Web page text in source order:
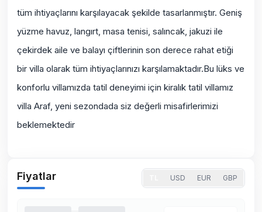
tüm ihtiyaçlarını karşılayacak şekilde tasarlanmıştır. Geniş
yüzme havuz, langırt, masa tenisi, salıncak, jakuzi ile
çekirdek aile ve balayı çiftlerinin son derece rahat etiği
bir villa olarak tüm ihtiyaçlarınızı karşılamaktadır.Bu lüks ve
konforlu villamızda tatil deneyimi için kiralık tatil villamız
villa Araf, yeni sezondada siz değerli misafirlerimizi
beklemektedir
Fiyatlar USD EUR GBP